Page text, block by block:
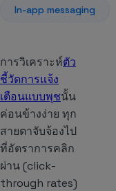
In-app messaging
การวิเคราะห์ตัว
ชี้วัดการแจ้ง
เตือนแบบพุชนั้น
ค่อนข้างง่าย ทุก
สายตาจับจ้องไป
ที่อัตราการคลิก
ผ่าน (click-
through rates)